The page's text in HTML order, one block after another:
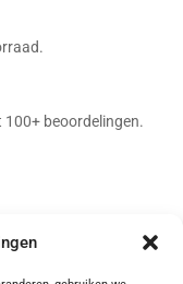
100+ beoordelingen.